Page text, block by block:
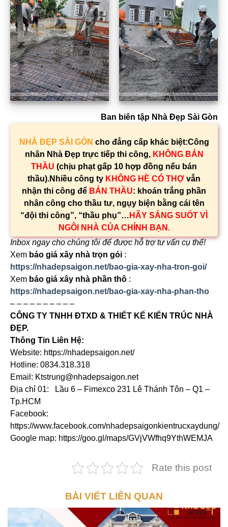
Ban biên tập Nhà Đẹp Sài Gòn
NHÀ ĐẸP SÀI GÒN cho đẳng cấp khác biệt:Công
nhân Nhà Đẹp trực tiếp thi công, KHÔNG BÁN
THẦU (chịu phạt gấp 10 hợp đồng nếu bán
thầu).Nhiều công ty KHÔNG HỀ CÓ THỢ vẫn
nhận thi công để BÁN THẦU: khoán trắng phần
nhân công cho thầu tư, ngụy biện bằng cái tên
“đội thi công”, “thầu phụ”… HÃY SÁNG SUỐT VÌ
NGÔI NHÀ CỦA CHÍNH BẠN.
Inbox ngay cho chúng tôi để được hỗ trợ tư vấn cụ thể!
Xem báo giá xây nhà trọn gói :
https://nhadepsaigon.net/bao-gia-xay-nha-tron-goi/
Xem báo giá xây nhà phần thô :
https://nhadepsaigon.net/bao-gia-xay-nha-phan-tho
– – – – – – – – – –
CÔNG TY TNHH ĐTXD & THIẾT KẾ KIẾN TRÚC NHÀ
ĐẸP.
Thông Tin Liên Hệ:
Website: https://nhadepsaigon.net/
Hotline: 0834.318.318
Email: Ktstrung@nhadepsaigon.net
Địa chỉ 01: Lầu 6 – Fimexco 231 Lê Thánh Tôn – Q1 –
Tp.HCM
Facebook:
https://www.facebook.com/nhadepsaigonkientrucxaydung/
Google map: https://goo.gl/maps/GVjVWfhq9YthWEMJA
Rate this post
BÀI VIẾT LIÊN QUAN